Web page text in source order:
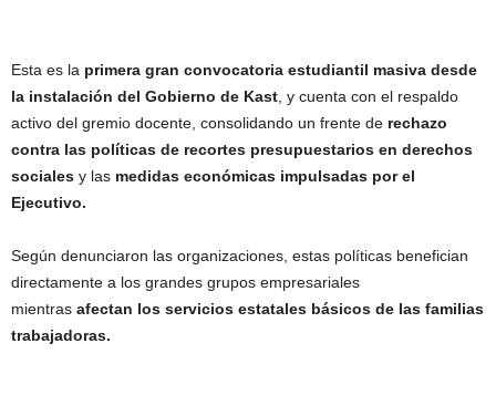
Esta es la primera gran convocatoria estudiantil masiva desde
la instalación del Gobierno de Kast , y cuenta con el respaldo
activo del gremio docente, consolidando un frente de rechazo
contra las políticas de recortes presupuestarios en derechos
sociales y las medidas económicas impulsadas por el
Ejecutivo.
Según denunciaron las organizaciones, estas políticas benefician
directamente a los grandes grupos empresariales
mientras afectan los servicios estatales básicos de las familias
trabajadoras.